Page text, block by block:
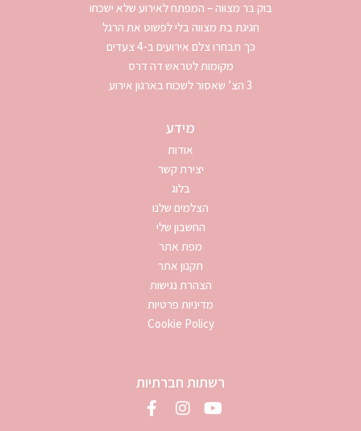
בוק בר מצווה – המפתח לאירוע שלא ישכחו
חגיגת בת מצווה בלי לפשוט את הרגל
כך תבחרו צלם אירועים ב-4 צעדים
מקומות לטראש דה דרס
3 הצ’ שאסור לשכוח בארגון אירוע
מידע
אודות
יצירת קשר
בלוג
הצלמים שלנו
החשבון שלי
מפת אתר
תקנון אתר
הצהרת נגישות
מדיניות פרטיות
Cookie Policy
רשתות חברתיות